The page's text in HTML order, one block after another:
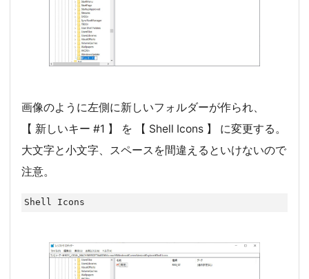
画像のように左側に新しいフォルダーが作られ、
【 新しいキー #1 】 を 【 Shell Icons 】 に変更する。
大文字と小文字、スペースを間違えるといけないので
注意。
Shell Icons